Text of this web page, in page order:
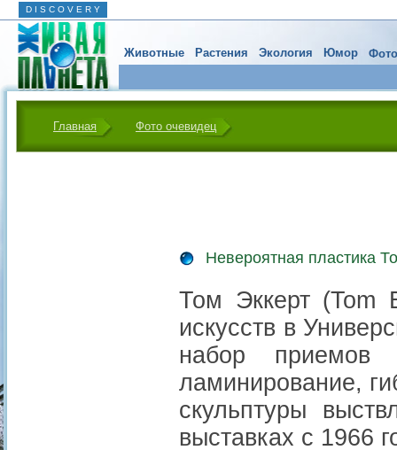
D I S C O V E R Y
Животные Растения Экология Юмор
Главная Фото очевидец
Невероятная пластика
Том Эккерт (Tom
искусств в
набор
ламинирование,
скульптуры
выставках с 1966